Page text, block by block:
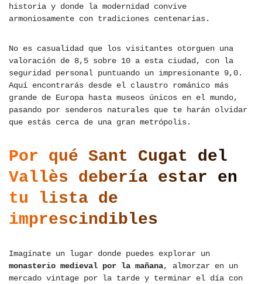
historia y donde la modernidad convive
armoniosamente con tradiciones centenarias.
No es casualidad que los visitantes otorguen una
valoración de 8,5 sobre 10 a esta ciudad, con la
seguridad personal puntuando un impresionante 9,0.
Aquí encontrarás desde el claustro románico más
grande de Europa hasta museos únicos en el mundo,
pasando por senderos naturales que te harán olvidar
que estás cerca de una gran metrópolis.
Por qué Sant Cugat del
Vallès debería estar en
tu lista de
imprescindibles
Imagínate un lugar donde puedes explorar un
monasterio medieval por la mañana, almorzar en un
mercado vintage por la tarde y terminar el día con